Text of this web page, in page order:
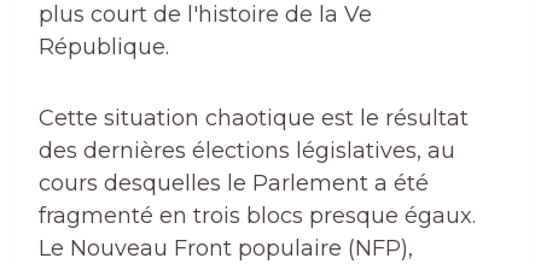
plus court de l'histoire de la Ve
République.
Cette situation chaotique est le résultat
des dernières élections législatives, au
cours desquelles le Parlement a été
fragmenté en trois blocs presque égaux.
Le Nouveau Front populaire (NFP),